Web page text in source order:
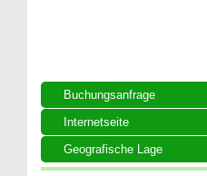
Buchungsanfrage
Internetseite
Geografische Lage